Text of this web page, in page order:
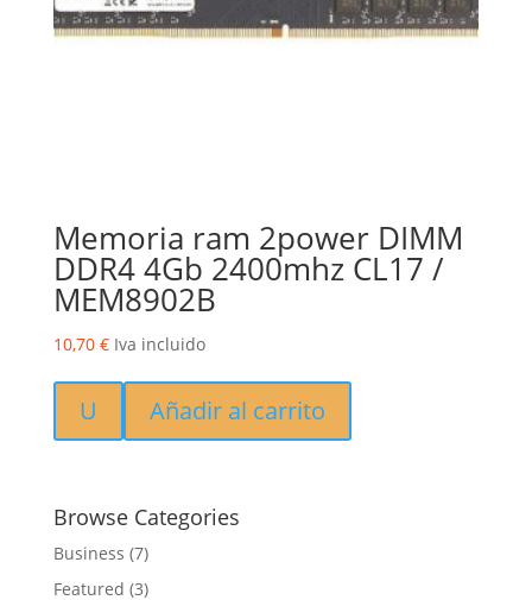
Memoria ram 2power DIMM
DDR4 4Gb 2400mhz CL17 /
MEM8902B
10,70 € Iva incluido
U Añadir al carrito
Browse Categories
Business (7)
Featured (3)